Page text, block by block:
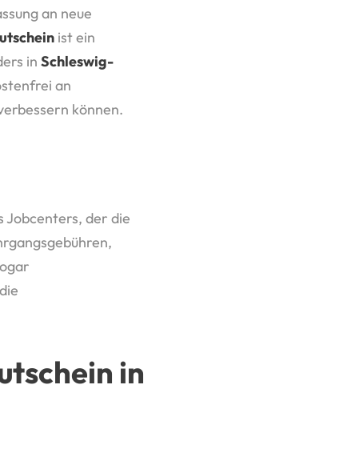
an neue
ist ein
in Schleswig-
an
können.
Jobcenters, der die
in